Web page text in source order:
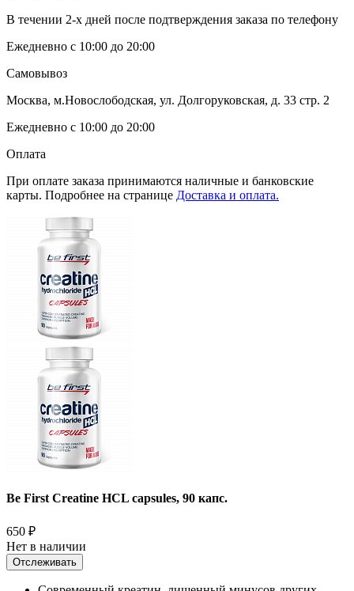
В течении 2-х дней после подтверждения заказа по телефону
Ежедневно с 10:00 до 20:00
Самовывоз
Москва, м.Новослободская, ул. Долгоруковская, д. 33 стр. 2
Ежедневно с 10:00 до 20:00
Оплата
При оплате заказа принимаются наличные и банковские
карты. Подробнее на странице Доставка и оплата.
Be First Creatine HCL capsules, 90 капс.
650 ₽
Нет в наличии
Отслеживать